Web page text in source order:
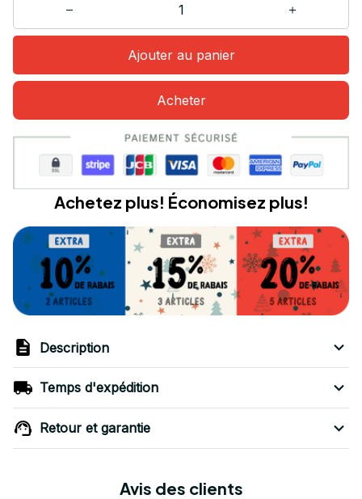
Ajouter au panier
Acheter
Achetez plus! Économisez plus!
Description
Temps d'expédition
Retour et garantie
Avis des clients